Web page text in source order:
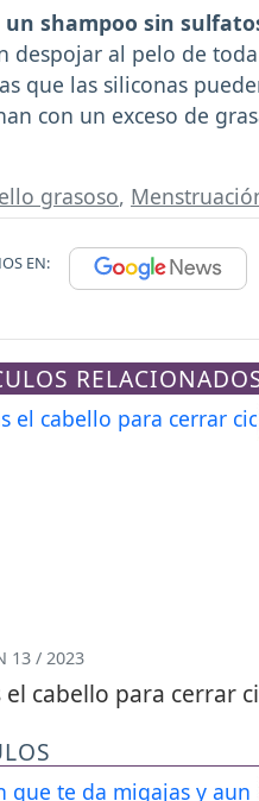
shampoo sin
despojar al pelo de
que las siliconas
con un exceso de
grasoso,
EN:
13 / 2023
el cabello para cerrar